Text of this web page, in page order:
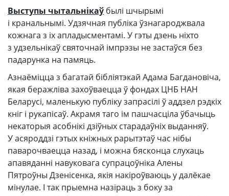
Выступы чытальнікаў былі шчырымі
і кранальнымі. Удзячная публіка ўзнагароджвала
кожнага з іх апладысментамі. У гэты дзень ніхто
з удзельнікаў святочнай імпрэзы не застаўся без
падарунка на памяць.
Азнаёміцца з багатай бібліятэкай Адама Багдановіча,
якая беражліва захоўваецца ў фондах ЦНБ НАН
Беларусі, маленькую публіку запрасілі ў аддзел рэдкіх
кніг і рукапісаў. Акрамя таго ім пашчасціла ўбачыць
некаторыя асобнікі дзіўных старадаўніх выданняў.
У асяроддзі гэтых кніжных рарытэтаў час нібы
паварочваецца назад, і можна бясконца слухаць
апавяданні навуковага супрацоўніка Алены
Пятроўны Дзенісенка, якія накіроўваюць у далёкае
мінулае. І так прыемна назіраць з боку за